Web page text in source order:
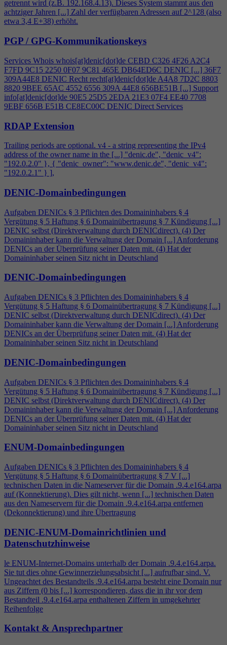
getrennt wird (z.B. 192.168.4.13). Dieses System stammt aus den
achtziger Jahren [...] Zahl der verfügbaren Adressen auf 2^128 (also
etwa 3,4 E+38) erhöht.
PGP / GPG-Kommunikationskeys
Services Whois whois[at]denic[dot]de CEBD C326 4F26 A2C4
F7FD 9C15 2250 0F07 9C81 465E DB64ED6C DENIC [...] 36F7
309A44E8 DENIC Recht recht[at]denic[dot]de A4A8 7D2C 8803
8820 9BEE 65AC 4552 6556 309A 44E8 656BE51B [...] Support
info[at]denic[dot]de 90E5 25D5 2EDA 21E3 07F4 EE40 7708
9EBF 656B E51B CE8EC00C DENIC Direct Services
RDAP Extension
Trailing periods are optional. v4 - a string representing the IPv4
address of the owner name in the [...] "denic.de", "denic_v4":
"192.0.2.0" }, { "denic_owner": "www.denic.de", "denic_v4":
"192.0.2.1" } ],
DENIC-Domainbedingungen
Aufgaben DENICs § 3 Pflichten des Domaininhabers § 4
Vergütung § 5 Haftung § 6 Domainübertragung § 7 Kündigung [...]
DENIC selbst (Direktverwaltung durch DENICdirect). (4) Der
Domaininhaber kann die Verwaltung der Domain [...] Anforderung
DENICs an der Überprüfung seiner Daten mit. (4) Hat der
Domaininhaber seinen Sitz nicht in Deutschland
DENIC-Domainbedingungen
Aufgaben DENICs § 3 Pflichten des Domaininhabers § 4
Vergütung § 5 Haftung § 6 Domainübertragung § 7 Kündigung [...]
DENIC selbst (Direktverwaltung durch DENICdirect). (4) Der
Domaininhaber kann die Verwaltung der Domain [...] Anforderung
DENICs an der Überprüfung seiner Daten mit. (4) Hat der
Domaininhaber seinen Sitz nicht in Deutschland
DENIC-Domainbedingungen
Aufgaben DENICs § 3 Pflichten des Domaininhabers § 4
Vergütung § 5 Haftung § 6 Domainübertragung § 7 Kündigung [...]
DENIC selbst (Direktverwaltung durch DENICdirect). (4) Der
Domaininhaber kann die Verwaltung der Domain [...] Anforderung
DENICs an der Überprüfung seiner Daten mit. (4) Hat der
Domaininhaber seinen Sitz nicht in Deutschland
ENUM-Domainbedingungen
Aufgaben DENICs § 3 Pflichten des Domaininhabers § 4
Vergütung § 5 Haftung § 6 Domainübertragung § 7 V [...]
technischen Daten in die Nameserver für die Domain .9.4.e164.arpa
auf (Konnektierung). Dies gilt nicht, wenn [...] technischen Daten
aus den Nameservern für die Domain .9.4.e164.arpa entfernen
(Dekonnektierung) und ihre Übertragung
DENIC-ENUM-Domainrichtlinien und
Datenschutzhinweise
le ENUM-Internet-Domains unterhalb der Domain .9.4.e164.arpa.
Sie tut dies ohne Gewinnerzielungsabsicht [...] aufrufbar sind. V.
Ungeachtet des Bestandteils .9.4.e164.arpa besteht eine Domain nur
aus Ziffern (0 bis [...] korrespondieren, dass die in ihr vor dem
Bestandteil .9.4.e164.arpa enthaltenen Ziffern in umgekehrter
Reihenfolge
Kontakt & Ansprechpartner